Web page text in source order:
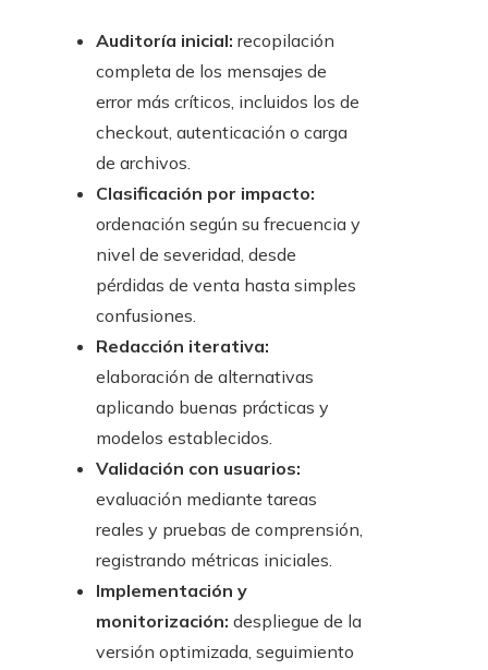
Auditoría inicial: recopilación
completa de los mensajes de
error más críticos, incluidos los de
checkout, autenticación o carga
de archivos.
Clasificación por impacto:
ordenación según su frecuencia y
nivel de severidad, desde
pérdidas de venta hasta simples
confusiones.
Redacción iterativa:
elaboración de alternativas
aplicando buenas prácticas y
modelos establecidos.
Validación con usuarios:
evaluación mediante tareas
reales y pruebas de comprensión,
registrando métricas iniciales.
Implementación y
monitorización: despliegue de la
versión optimizada, seguimiento